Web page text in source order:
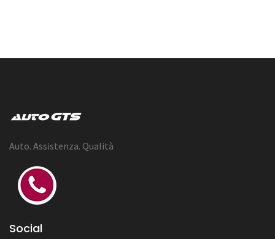
Auto. Assistenza. Qualità
Social